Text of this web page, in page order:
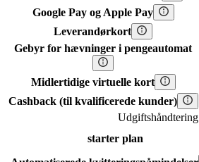
Google Pay og Apple Pay
Leverandørkort
Gebyr for hævninger i pengeautomat
Midlertidige virtuelle kort
Cashback (til kvalificerede kunder)
Udgiftshåndtering
starterplan